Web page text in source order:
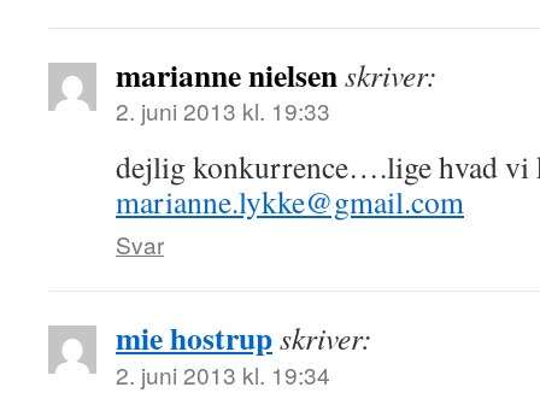
marianne nielsenskriver:
2. juni 2013 kl. 19:33
dejlig konkurrence….lige hvad vi
marianne.lykke@gmail.com
Svar
mie hostrupskriver:
2. juni 2013 kl. 19:34